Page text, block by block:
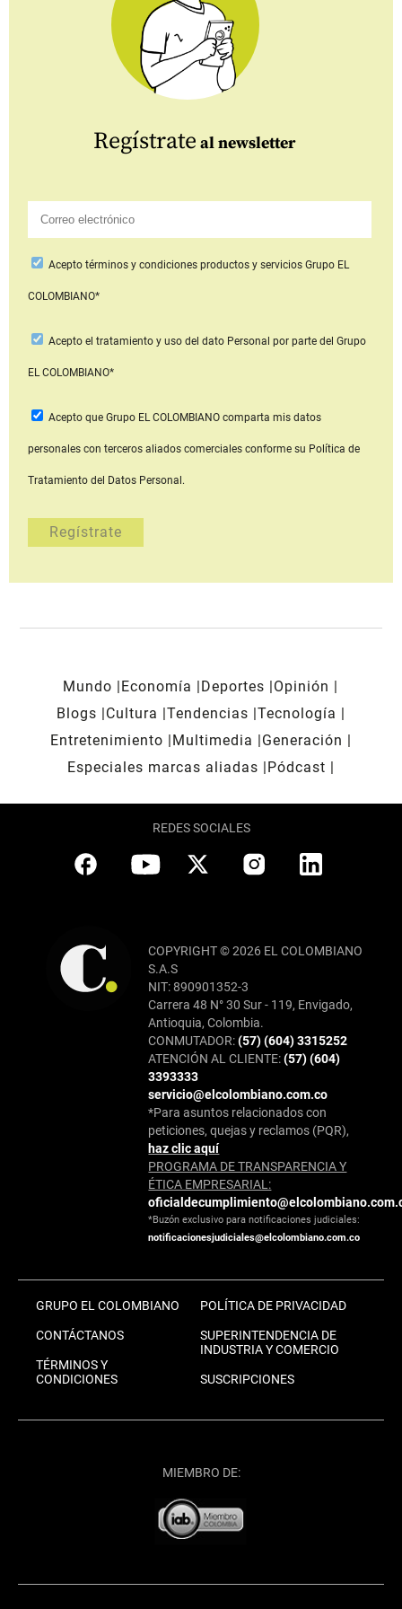
Regístrate al newsletter
Aceptotérminos y condiciones productos y serviciosGrupo EL
COLOMBIANO*
Acepto el tratamiento y uso del dato Personal por parte del Grupo
EL COLOMBIANO*
Acepto que Grupo EL COLOMBIANOcomparta mis datos
personales con terceros aliados comerciales conforme su Política de
Tratamiento del Datos Personal.
Mundo Economía Deportes
Opinión
Blogs
Cultura Tendencias Tecnología
Entretenimiento
Multimedia
Generación
Especiales marcas aliadas
Pódcast
REDES SOCIALES
COPYRIGHT © 2026 EL COLOMBIANO
S.A.S
NIT: 890901352-3
Carrera 48 N° 30 Sur - 119, Envigado,
Antioquia, Colombia.
CONMUTADOR:(57) (604) 3315252
ATENCIÓN AL CLIENTE:(57) (604)
3393333
servicio@elcolombiano.com.co
*Para asuntos relacionados con
peticiones, quejas y reclamos (PQR),
haz clic aquí
PROGRAMA DE TRANSPARENCIA Y
ÉTICA EMPRESARIAL:
*Buzón exclusivo para notificaciones judiciales:
notificacionesjudiciales@elcolombiano.com.co
GRUPO EL COLOMBIANO
CONTÁCTANOS
TÉRMINOS Y
CONDICIONES
POLÍTICA DE PRIVACIDAD
SUPERINTENDENCIA DE
INDUSTRIA Y COMERCIO
SUSCRIPCIONES
MIEMBRO DE: